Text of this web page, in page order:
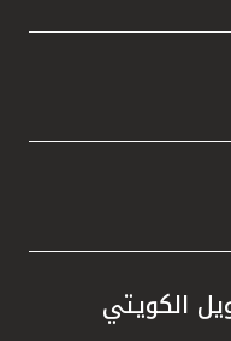
الكويتي